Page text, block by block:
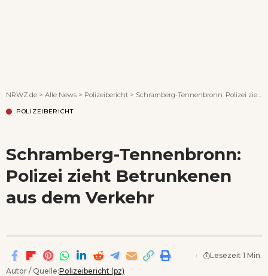
NRWZ.de > Alle News > Polizeibericht > Schramberg-Tennenbronn: Polizei zieht Betrunkenen aus dem Verkehr
POLIZEIBERICHT
Schramberg-Tennenbronn:
Polizei zieht Betrunkenen
aus dem Verkehr
Autor / Quelle:Polizeibericht (pz)
Lesezeit 1 Min.